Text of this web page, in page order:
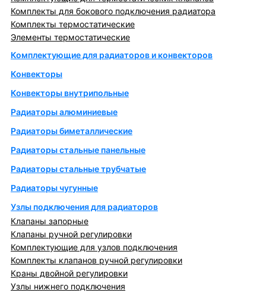
Комплекты для бокового подключения радиатора
Комплекты термостатические
Элементы термостатические
Комплектующие для радиаторов и конвекторов
Конвекторы
Конвекторы внутрипольные
Радиаторы алюминиевые
Радиаторы биметаллические
Радиаторы стальные панельные
Радиаторы стальные трубчатые
Радиаторы чугунные
Узлы подключения для радиаторов
Клапаны запорные
Клапаны ручной регулировки
Комплектующие для узлов подключения
Комплекты клапанов ручной регулировки
Краны двойной регулировки
Узлы нижнего подключения